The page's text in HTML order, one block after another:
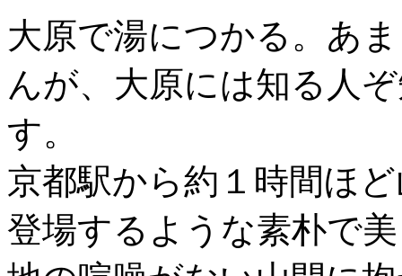
大原で湯につかる。あ
んが、大原には知る人
す。
京都駅から約１時間ほ
登場するような素朴で